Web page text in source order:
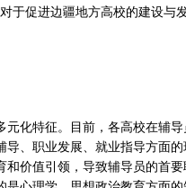
于促进边疆地方高校的建设与
化特征。目前，各高校在辅
、职业发展、就业指导方面
价值引领，导致辅导员的首